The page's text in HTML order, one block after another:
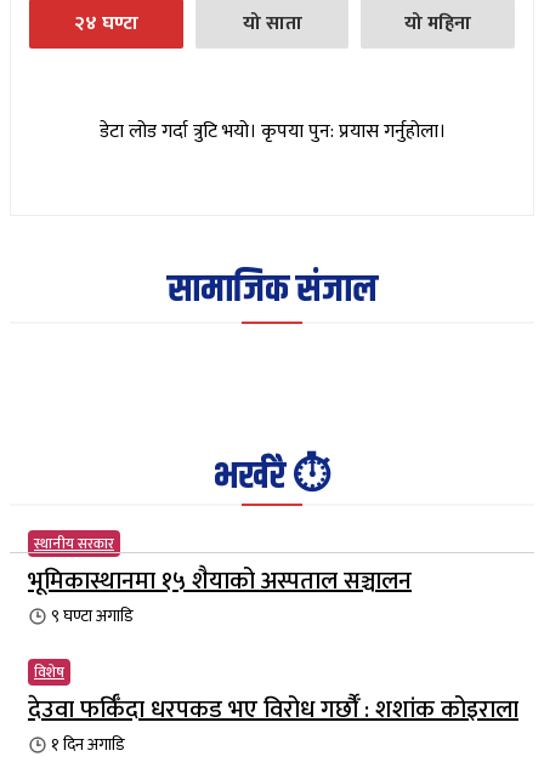
२४ घण्टा यो साता यो महिना
डेटा लोड गर्दा त्रुटि भयो। कृपया पुन: प्रयास गर्नुहोला।
सामाजिक संजाल
भर्खरै ⏱️
स्थानीय सरकार
भूमिकास्थानमा १५ शैयाको अस्पताल सञ्चालन
९ घण्टाअगाडि
विशेष
देउवा फर्किँदा धरपकड भए विरोध गर्छौँं : शशांक कोइराला
१ दिनअगाडि